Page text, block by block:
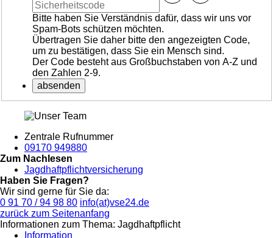
Bitte haben Sie Verständnis dafür, dass wir uns vor
Spam-Bots schützen möchten.
Übertragen Sie daher bitte den angezeigten Code,
um zu bestätigen, dass Sie ein Mensch sind.
Der Code besteht aus Großbuchstaben von A-Z und
den Zahlen 2-9.
absenden
Zentrale Rufnummer
09170 949880
Zum Nachlesen
Jagdhaftpflichtversicherung
Haben Sie Fragen?
Wir sind gerne für Sie da:
0 91 70 / 94 98 80 info(at)vse24.de
zurück zum Seitenanfang
Informationen zum Thema: Jagdhaftpflicht
Information